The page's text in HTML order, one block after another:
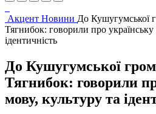
Акцент Новини До Кушугумської
Тягнибок: говорили про українську
ідентичність
До Кушугумської
Тягнибок: говорили
мову, культуру та